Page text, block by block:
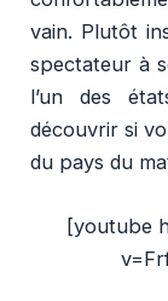
vain. Plutôt
spectateur à
l’un des
découvrir si
du pays du
[youtube